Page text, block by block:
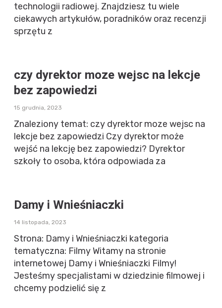
technologii radiowej. Znajdziesz tu wiele
ciekawych artykułów, poradników oraz recenzji
sprzętu z
czy dyrektor moze wejsc na lekcje
bez zapowiedzi
15 grudnia, 2023
Znaleziony temat: czy dyrektor moze wejsc na
lekcje bez zapowiedzi Czy dyrektor może
wejść na lekcję bez zapowiedzi? Dyrektor
szkoły to osoba, która odpowiada za
Damy i Wnieśniaczki
14 listopada, 2023
Strona: Damy i Wnieśniaczki kategoria
tematyczna: Filmy Witamy na stronie
internetowej Damy i Wnieśniaczki Filmy!
Jesteśmy specjalistami w dziedzinie filmowej i
chcemy podzielić się z